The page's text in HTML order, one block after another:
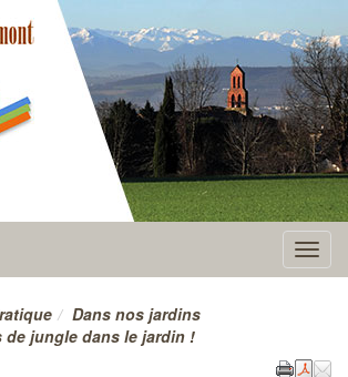
LE-FORT
Menu
Dans nos jardins
de jungle dans le jardin !